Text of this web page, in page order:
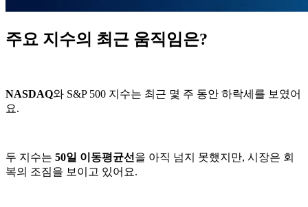
주요 지수의 최근 움직임은?
NASDAQ와 S&P 500 지수는 최근 몇 주 동안 하락세를 보였어
요.
두 지수는 50일 이동평균선 을 아직 넘지 못했지만, 시장은 회
복의 조짐을 보이고 있어요.